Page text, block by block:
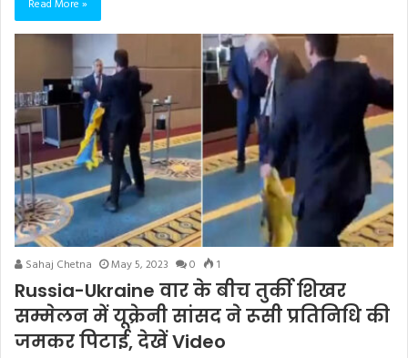
Read More »
Sahaj Chetna May 5, 2023 0 1
Russia-Ukraine वार के बीच तुर्की शिखर
सम्मेलन में यूक्रेनी सांसद ने रूसी प्रतिनिधि की
जमकर पिटाई, देखें Video